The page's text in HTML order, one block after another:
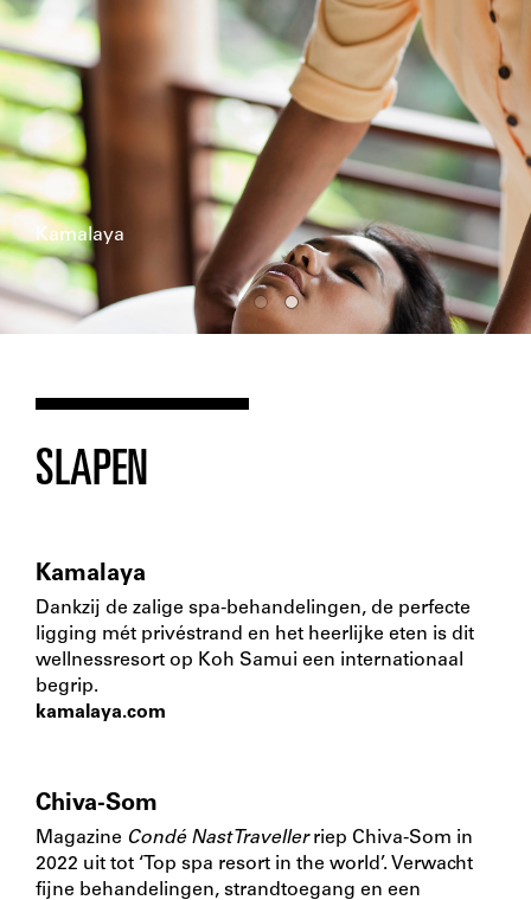
Kamalaya
SLAPEN
Kamalaya
Dankzij de zalige spa-behandelingen, de perfecte
ligging mét privéstrand en het heerlijke eten is dit
wellnessresort op Koh Samui een internationaal
begrip.
kamalaya.com
Chiva-Som
Magazine Condé Nast Travellerriep Chiva-Som in
2022 uit tot ‘Top spa resort in the world’. Verwacht
fijne behandelingen, strandtoegang en een